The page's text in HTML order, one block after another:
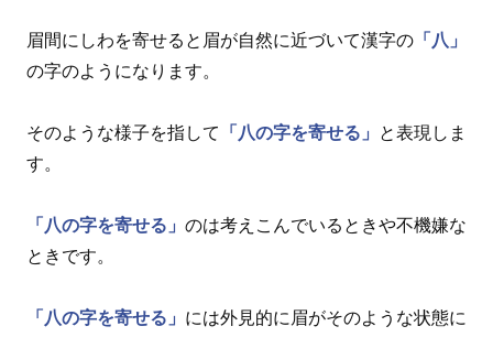
眉間にしわを寄せると眉が自然に近づいて漢字の 「八」
の字のようになります。
そのような様子を指して 「八の字を寄せる」
と表現しま
す。
「八の字を寄せる」 のは考えこんでいるときや不機嫌な
ときです。
「八の字を寄せる」 には外見的に眉がそのような状態に